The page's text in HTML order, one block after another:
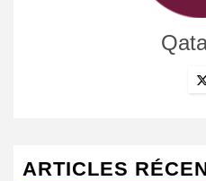
ARTICLES